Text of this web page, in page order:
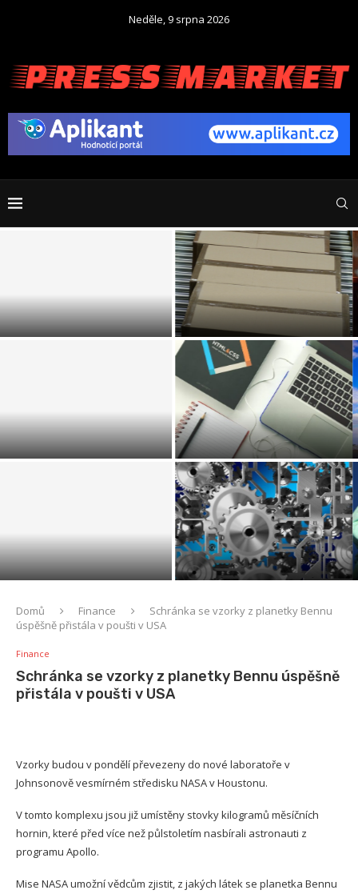
Neděle, 9 srpna 2026
prozradí výběr místa v
kavárně
Cash flow vs. Zisk: Proč firmy
krachují i s rekordními prodeji
Cestování s výhodným
pojištěním online je snadné
Žena vyhrála soud s bankou
ohledně poplatku za
předčasné splacení úvěru
K českým kořenům či identitě
se v USA hlásilo 1,4 milionu lidí
Schránka se vzorky z
planetky Bennu úspěšně
přistála v poušti v USA
Domů Finance
Schránka se vzorky z planetky Bennu
úspěšně přistála v poušti v USA
Finance
Schránka se vzorky z planetky Bennu úspěšně
přistála v poušti v USA
Vzorky budou v pondělí převezeny do nové laboratoře v
Johnsonově vesmírném středisku NASA v Houstonu.
V tomto komplexu jsou již umístěny stovky kilogramů měsíčních
hornin, které před více než půlstoletím nasbírali astronauti z
programu Apollo.
Mise NASA umožní vědcům zjistit, z jakých látek se planetka Bennu